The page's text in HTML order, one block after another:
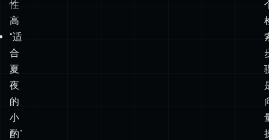
但
概
念
相
关
性
高
“适
合
同
的
问
题。